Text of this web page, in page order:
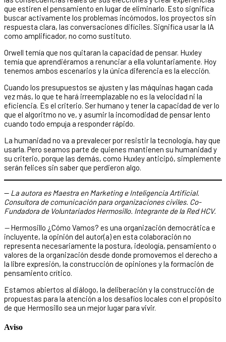
que estiren el pensamiento en lugar de eliminarlo. Esto significa
buscar activamente los problemas incómodos, los proyectos sin
respuesta clara, las conversaciones difíciles. Significa usar la IA
como amplificador, no como sustituto.
Orwell temía que nos quitaran la capacidad de pensar. Huxley
temía que aprendiéramos a renunciar a ella voluntariamente. Hoy
tenemos ambos escenarios y la única diferencia es la elección.
Cuando los presupuestos se ajusten y las máquinas hagan cada
vez más, lo que te hará irreemplazable no es la velocidad ni la
eficiencia. Es el criterio. Ser humano y tener la capacidad de ver lo
que el algoritmo no ve, y asumir la incomodidad de pensar lento
cuando todo empuja a responder rápido.
La humanidad no va a prevalecer por resistir la tecnología, hay que
usarla. Pero seamos parte de quienes mantienen su humanidad y
su criterio, porque las demás, como Huxley anticipó, simplemente
serán felices sin saber que perdieron algo.
— La autora es Maestra en Marketing e Inteligencia Artificial.
Consultora de comunicación para organizaciones civiles. Co-
Fundadora de Voluntariados Hermosillo. Integrante de la Red HCV.
—Hermosillo ¿Cómo Vamos? es una organización democrática e
incluyente, la opinión del autor(a) en esta colaboración no
representa necesariamente la postura, ideología, pensamiento o
valores de la organización desde donde promovemos el derecho a
la libre expresión, la construcción de opiniones y la formación de
pensamiento crítico.
Estamos abiertos al diálogo, la deliberación y la construcción de
propuestas para la atención a los desafíos locales con el propósito
de que Hermosillo sea un mejor lugar para vivir.
Aviso